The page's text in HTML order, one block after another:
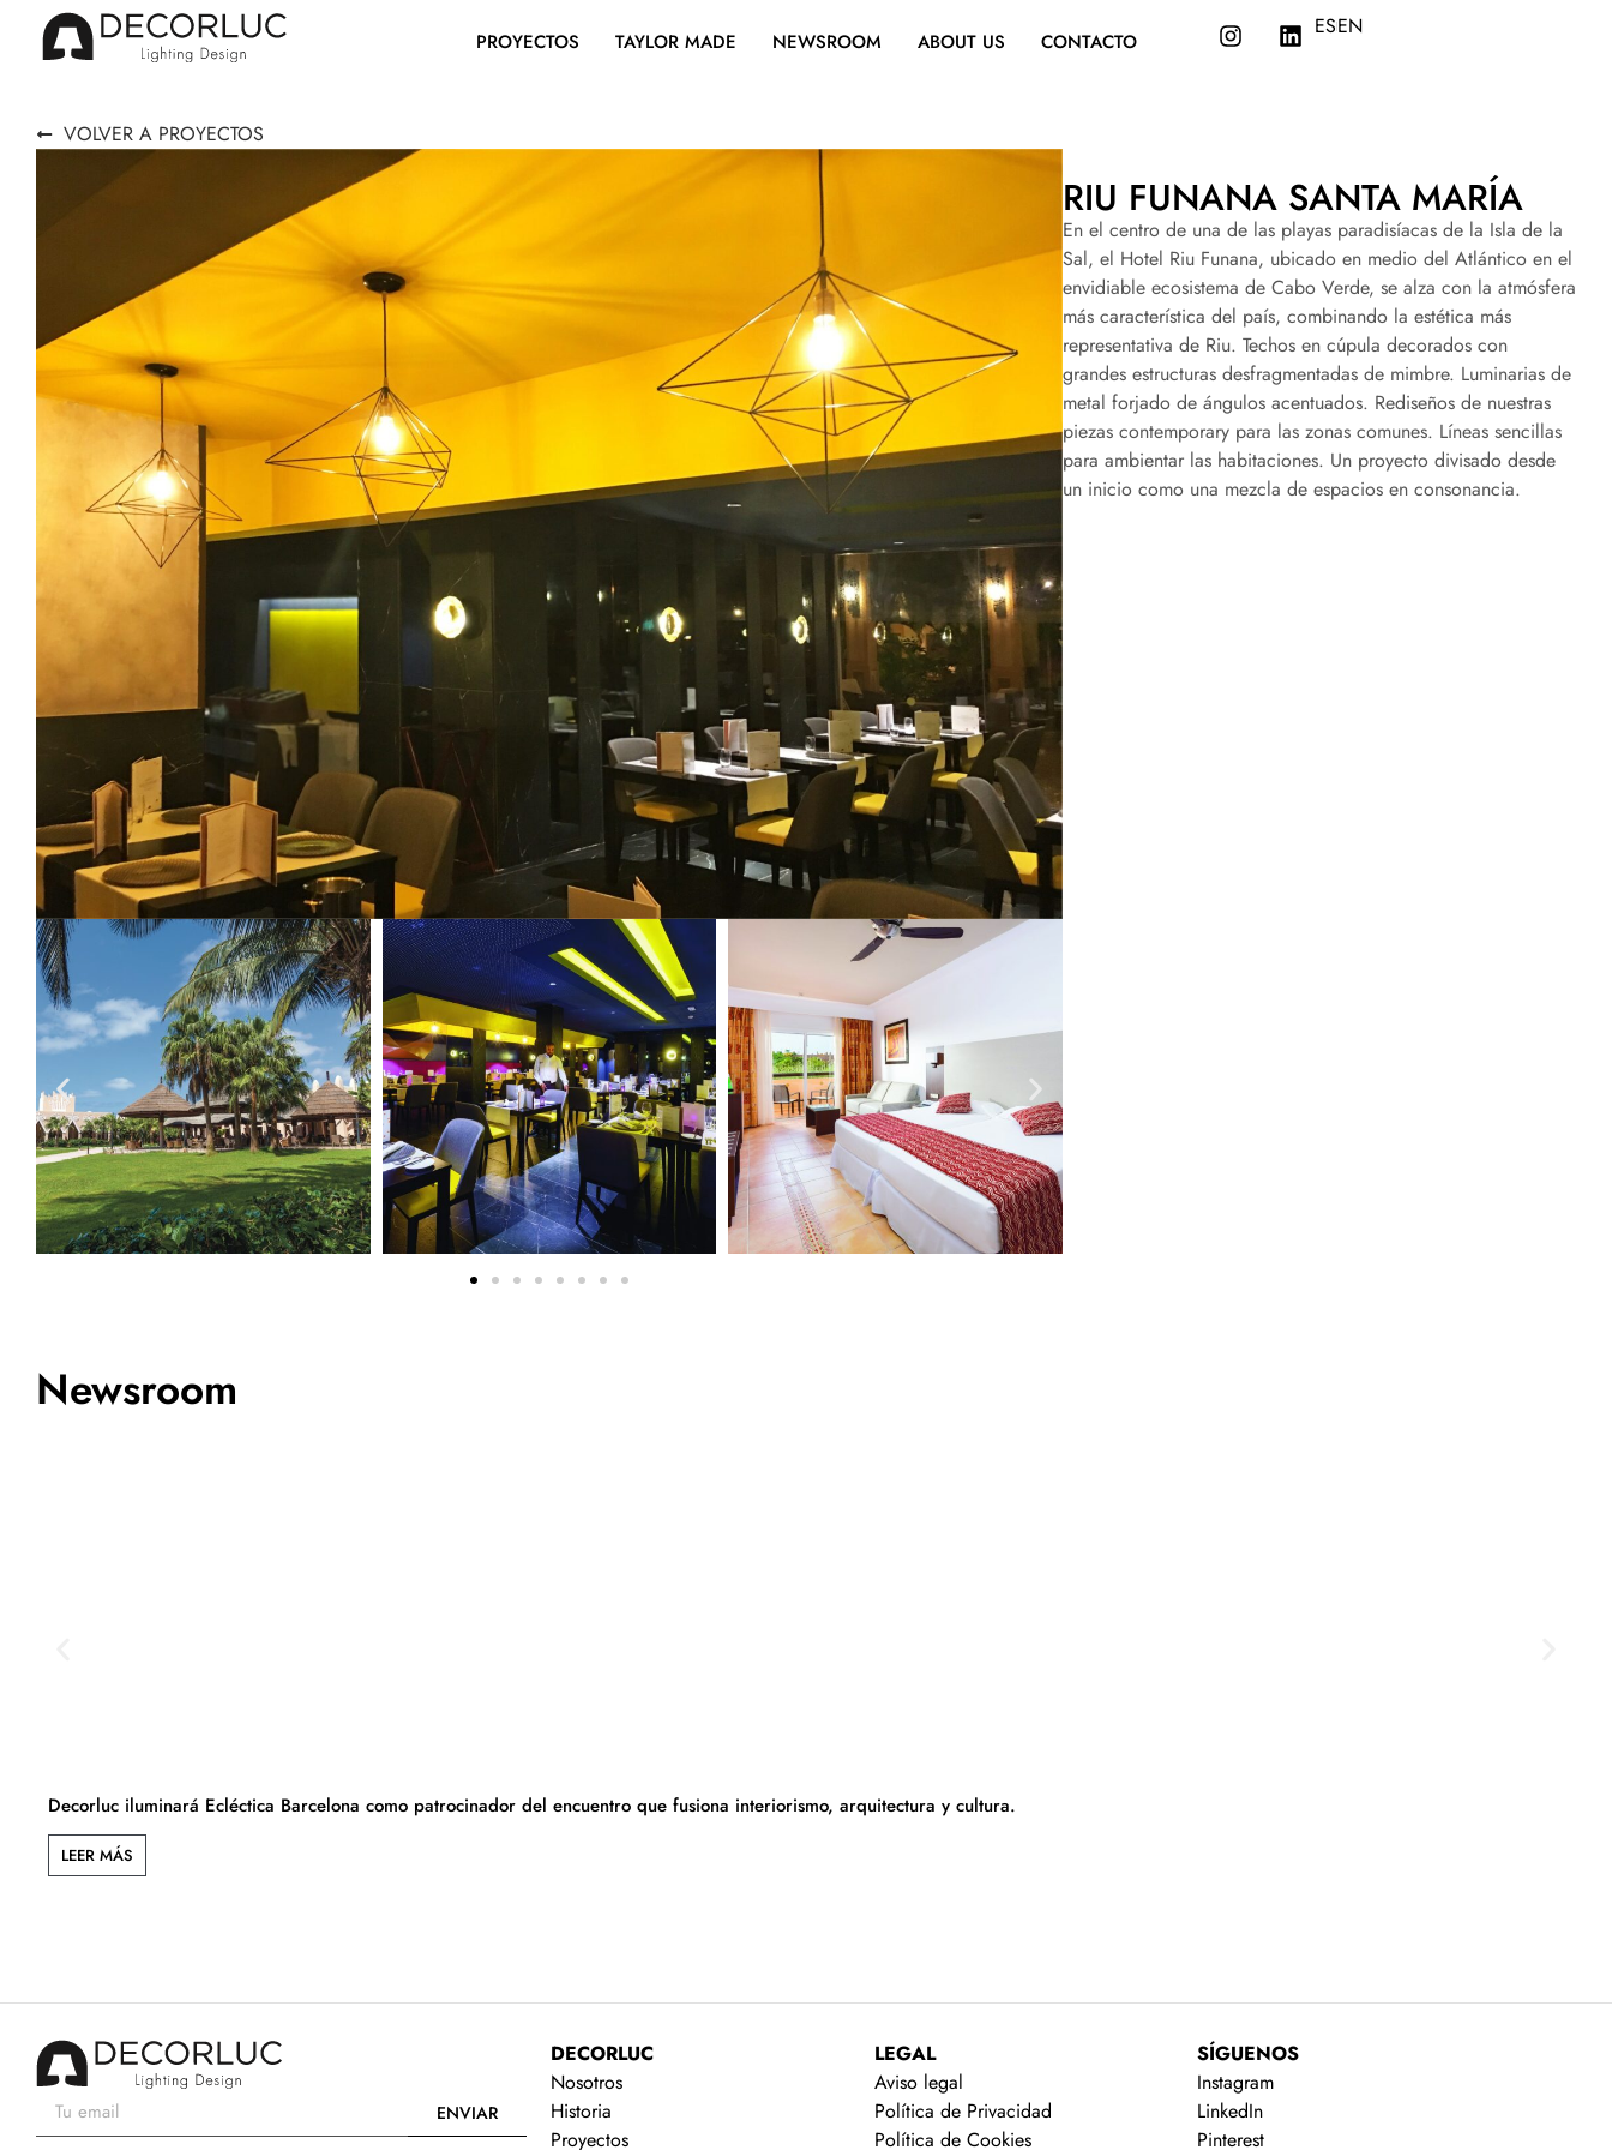
PROYECTOS TAYLOR MADE NEWSROOM ABOUT US CONTACTO
ESEN
VOLVER A PROYECTOS
RIU FUNANA SANTA MARÍA
En el centro de una de las playas paradisíacas de la Isla de la
Sal, el Hotel Riu Funana, ubicado en medio del Atlántico en el
envidiable ecosistema de Cabo Verde, se alza con la atmósfera
más característica del país, combinando la estética más
representativa de Riu. Techos en cúpula decorados con
grandes estructuras desfragmentadas de mimbre. Luminarias de
metal forjado de ángulos acentuados. Rediseños de nuestras
piezas contemporary para las zonas comunes. Líneas sencillas
para ambientar las habitaciones. Un proyecto divisado desde
un inicio como una mezcla de espacios en consonancia.
Newsroom
Decorluc iluminará Ecléctica Barcelona como patrocinador del encuentro que fusiona interiorismo, arquitectura y cultura.
LEER MÁS
ENVIAR
DECORLUC
Nosotros
Historia
Proyectos
LEGAL
Aviso legal
Política de Privacidad
Política de Cookies
SÍGUENOS
Instagram
LinkedIn
Pinterest